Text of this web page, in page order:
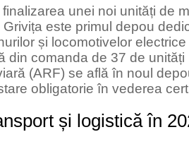
unei noi unități de
Grivița este primul depou
și locomotivelor
din comanda de 37 de
(ARF) se află în noul
obligatorie în vederea
și logistică în